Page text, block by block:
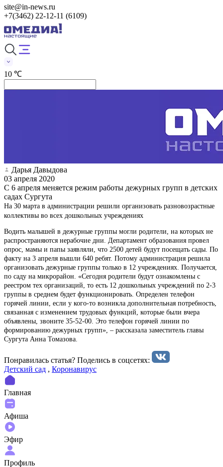
site@in-news.ru
+7(3462) 22-12-11 (6109)
10 ℃
Дарья Давыдова
03 апреля 2020
С 6 апреля меняется режим работы дежурных групп в детских
садах Сургута
На 30 марта в администрации решили организовать разновозрастные
коллективы во всех дошкольных учреждениях
Водить малышей в дежурные группы могли родители, на которых не
распространяются нерабочие дни. Департамент образования провел
опрос, мамы и папы заявляли, что 2500 детей будут посещать сады. По
факту на 3 апреля вышли 640 ребят. Потому администрация решила
организовать дежурные группы только в 12 учреждениях. Получается,
по саду на микрорайон. «Сегодня родители будут ознакомлены с
реестром тех организаций, то есть 12 дошкольных учреждений по 2-3
группы в среднем будет функционировать. Определен телефон
горячей линии, если у кого-то возникла дополнительная потребность,
связанная с изменением трудовых функций, которые были вчера
объявлены, звоните 35-52-00. Это телефон горячей линии по
формированию дежурных групп», – рассказала заместитель главы
Сургута Анна Томазова.
Понравилась статья? Поделиcь в соцсетях:
Детский сад , Коронавирус
Главная
Афиша
Эфир
Профиль